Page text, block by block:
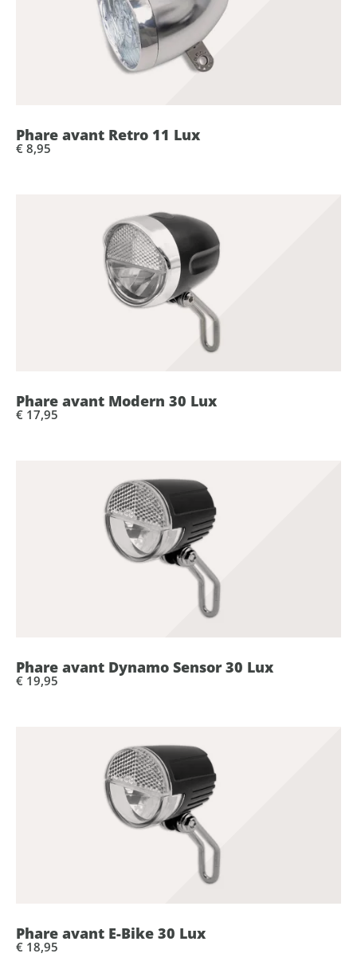
Phare avant Retro 11 Lux
€ 8,95
Phare avant Modern 30 Lux
€ 17,95
Phare avant Dynamo Sensor 30 Lux
€ 19,95
Phare avant E-Bike 30 Lux
€ 18,95